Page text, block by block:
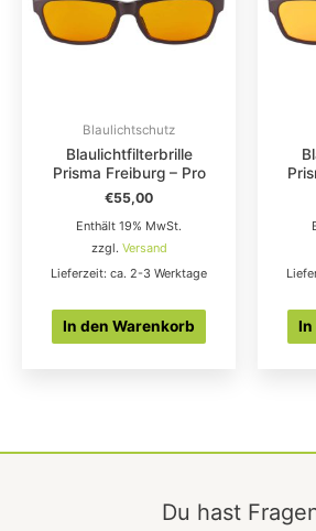
Blaulichtschutz
Blaulichtfilterbrille
Prisma Freiburg – Pro
€55,00
Enthält 19% MwSt.
zzgl. Versand
Lieferzeit: ca. 2-3 Werktage
In den Warenkorb In
Du hast